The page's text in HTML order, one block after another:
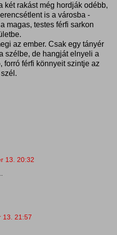
két rakást még hordják odébb,
is a városba -
magas, testes férfi sarkon
az ember. Csak egy tányér
szélbe, de hangját elnyeli a
forró férfi könnyeit szintje az
13. 20:32
13. 21:57